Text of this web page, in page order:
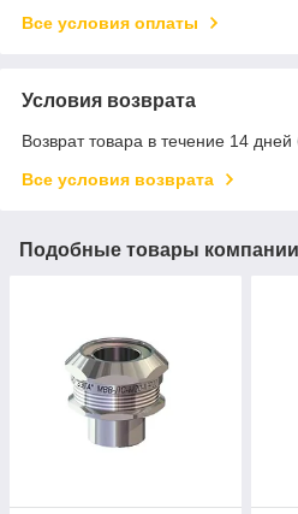
Все условия оплаты
Условия возврата
Возврат товара в течение 14 дней
Все условия возврата
Подобные товары компании